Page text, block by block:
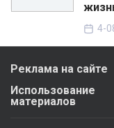
4-
Реклама на сайте
Использование
материалов